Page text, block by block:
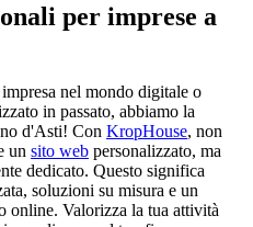
per imprese a
nel mondo digitale o
in passato, abbiamo la
d'Asti! Con KropHouse, non
un sito web personalizzato, ma
dedicato. Questo significa
soluzioni su misura e un
online. Valorizza la tua attività